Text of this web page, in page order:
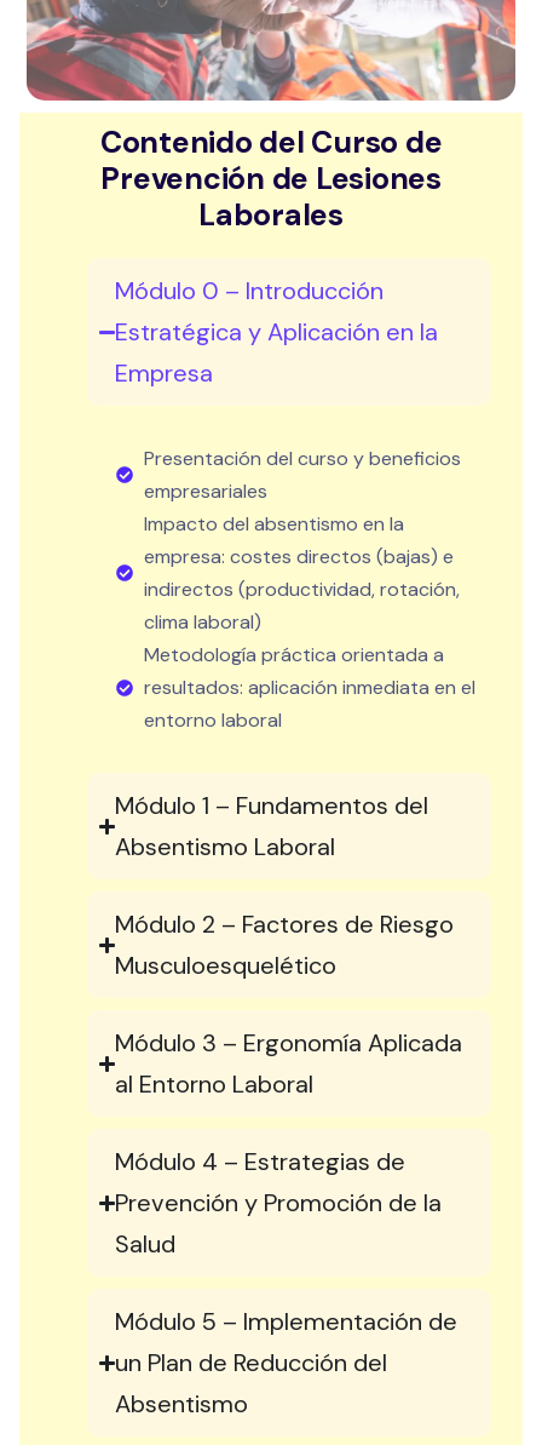
Contenido del Curso de
Prevención de Lesiones
Laborales
Módulo 0 – Introducción
Estratégica y Aplicación en la
Empresa
Presentación del curso y beneficios
empresariales
Impacto del absentismo en la
empresa: costes directos (bajas) e
indirectos (productividad, rotación,
clima laboral)
Metodología práctica orientada a
resultados: aplicación inmediata en el
entorno laboral
Módulo 1 – Fundamentos del
Absentismo Laboral
Módulo 2 – Factores de Riesgo
Musculoesquelético
Módulo 3 – Ergonomía Aplicada
al Entorno Laboral
Módulo 4 – Estrategias de
Prevención y Promoción de la
Salud
Módulo 5 – Implementación de
un Plan de Reducción del
Absentismo